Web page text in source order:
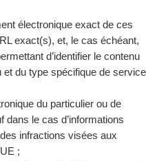
électronique exact de ces
exact(s), et, le cas échéant,
d’identifier le contenu
et du type spécifique de service
du particulier ou de
dans le cas d’informations
infractions visées aux
;